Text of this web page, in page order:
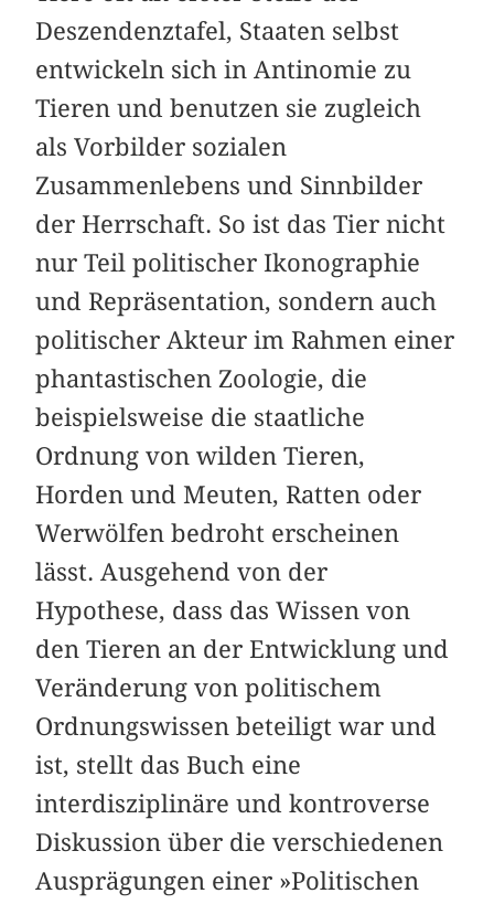
Deszendenztafel, Staaten selbst
entwickeln sich in Antinomie zu
Tieren und benutzen sie zugleich
als Vorbilder sozialen
Zusammenlebens und Sinnbilder
der Herrschaft. So ist das Tier nicht
nur Teil politischer Ikonographie
und Repräsentation, sondern auch
politischer Akteur im Rahmen einer
phantastischen Zoologie, die
beispielsweise die staatliche
Ordnung von wilden Tieren,
Horden und Meuten, Ratten oder
Werwölfen bedroht erscheinen
lässt. Ausgehend von der
Hypothese, dass das Wissen von
den Tieren an der Entwicklung und
Veränderung von politischem
Ordnungswissen beteiligt war und
ist, stellt das Buch eine
interdisziplinäre und kontroverse
Diskussion über die verschiedenen
Ausprägungen einer »Politischen